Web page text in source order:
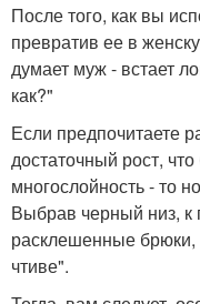
После того, как вы
превратив ее в
думает муж - встает
как?"
Если предпочитаете
достаточный рост,
многослойность - то
Выбрав черный низ,
расклешенные
чтиве".